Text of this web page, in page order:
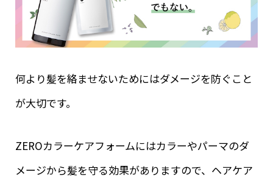
何より髪を絡ませないためにはダメージを防ぐこと
が大切です。
ZEROカラーケアフォームにはカラーやパーマのダ
メージから髪を守る効果がありますので、ヘアケア